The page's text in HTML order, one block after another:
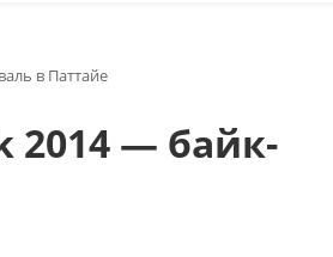
в Паттайе
2014 — байк-